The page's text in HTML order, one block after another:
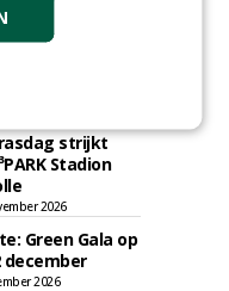
moeten
uniform
strijkt
Stadion
2026
Green Gala op
december
2026